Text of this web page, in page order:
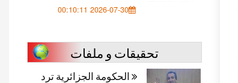
2026-07-30 00:10:11
تحقيقات و ملفات
الحكومة الجزائرية ترد